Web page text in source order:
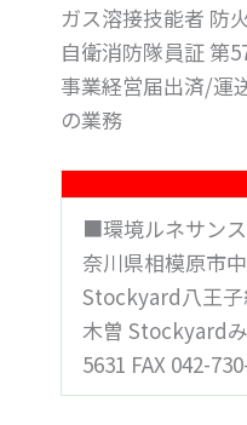
ガス溶接技能者 防
自衛消防隊員証 第
事業経営届出済/運
の業務
■環境ルネサン
奈川県相模原市
Stockyard八王
木曽 Stockyard
5631 FAX 042-